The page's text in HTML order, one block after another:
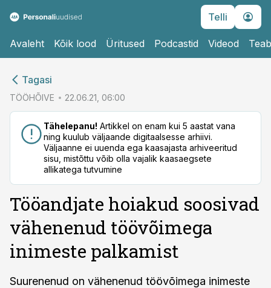
Telli
Avaleht Kõik lood Üritused Podcastid Videod
Tagasi
TÖÖHÕIVE 22.06.21, 06:00
Tähelepanu! Artikkel on enam kui 5 aastat vana
ning kuulub väljaande digitaalsesse arhiivi.
Väljaanne ei uuenda ega kaasajasta arhiveeritud
sisu, mistõttu võib olla vajalik kaasaegsete
allikatega tutvumine
Tööandjate hoiakud soosivad
vähenenud töövõimega
inimeste palkamist
Suurenenud on vähenenud töövõimega inimeste